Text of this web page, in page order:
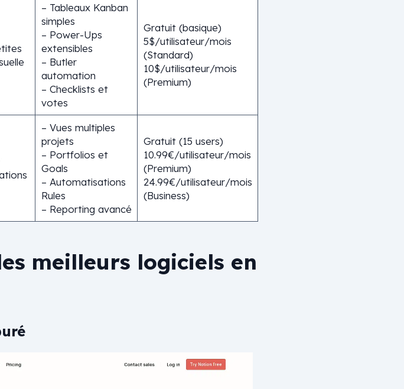
– Tableaux Kanban
simples
– Power-Ups
extensibles
– Butler
automation
– Checklists et
votes
Gratuit (basique)
5$/utilisateur/mois
(Standard)
10$/utilisateur/mois
(Premium)
– Vues multiples
projets
– Portfolios et
Goals
– Automatisations
Rules
– Reporting avancé
Gratuit (15 users)
10.99€/utilisateur/mois
(Premium)
24.99€/utilisateur/mois
(Business)
meilleurs logiciels en